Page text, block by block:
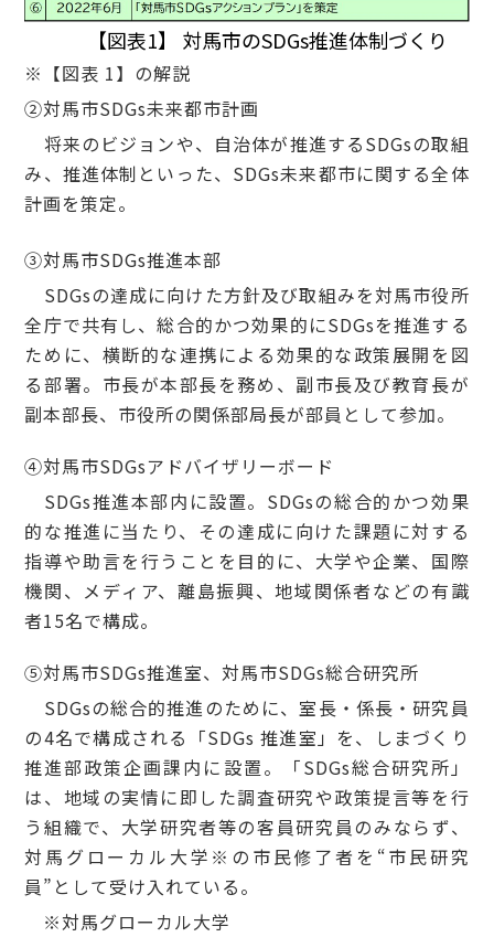
【図表1】 対馬市のSDGs推進体制づくり
※【図表 1】の解説
②対馬市SDGs未来都市計画
将来のビジョンや、自治体が推進するSDGsの取組
み、推進体制といった、SDGs未来都市に関する全体
計画を策定。
③対馬市SDGs推進本部
SDGsの達成に向けた方針及び取組みを対馬市役所
全庁で共有し、総合的かつ効果的にSDGsを推進する
ために、横断的な連携による効果的な政策展開を図
る部署。市長が本部長を務め、副市長及び教育長が
副本部長、市役所の関係部局長が部員として参加。
④対馬市SDGsアドバイザリーボード
SDGs推進本部内に設置。SDGsの総合的かつ効果
的な推進に当たり、その達成に向けた課題に対する
指導や助言を行うことを目的に、大学や企業、国際
機関、メディア、離島振興、地域関係者などの有識
者15名で構成。
⑤対馬市SDGs推進室、対馬市SDGs総合研究所
SDGsの総合的推進のために、室長・係長・研究員
の4名で構成される「SDGs 推進室」を、しまづくり
推進部政策企画課内に設置。「SDGs総合研究所」
は、地域の実情に即した調査研究や政策提言等を行
う組織で、大学研究者等の客員研究員のみならず、
対馬グローカル大学 ※ の市民修了者を“市民研究
員”として受け入れている。
※対馬グローカル大学